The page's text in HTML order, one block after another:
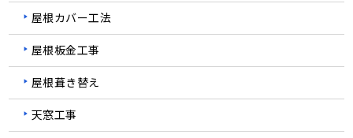
屋根カバー工法
屋根板金工事
屋根葺き替え
天窓工事